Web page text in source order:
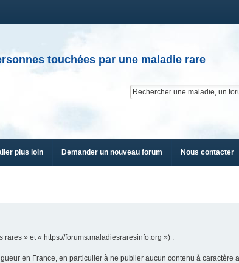
touchées par une maladie rare
plus loin Demander un nouveau forum Nous contacter
» et « https://forums.maladiesraresinfo.org ») :
en France, en particulier à ne publier aucun contenu à caractère